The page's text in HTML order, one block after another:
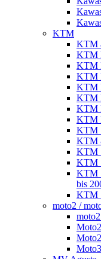
KTM
KTM
KTM
KTM
KTM
KTM
KTM
KTM
KTM
KTM
KTM
KTM
KTM
KTM
bis
KTM
moto2 /
Moto3